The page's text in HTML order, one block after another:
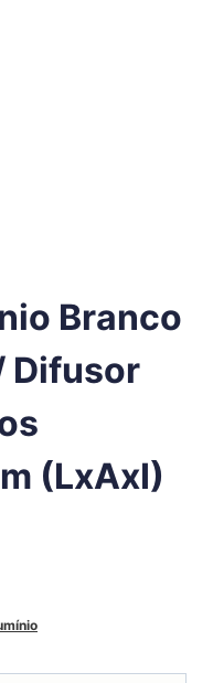
Branco
Difusor
(LxAxI)